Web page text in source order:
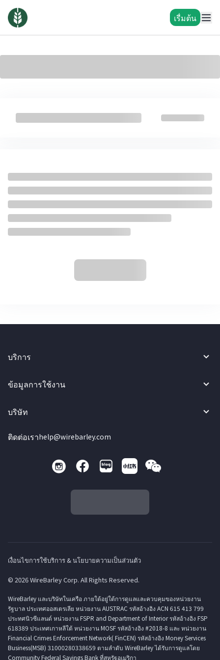
เรื่มต้น
บริการ
ข้อมูลการใช้งาน
บริษัท
ติดต่อเราhelp@wirebarley.com
เงื่อนไขการใช้บริการ & นโยบายความเป็นส่วนตัว
© 2026 WireBarley Corp. All Rights Reserved.
WireBarley และบริษัทในเครือ ภายใต้อยู่ใต้การดูแลและควบคุมของหน่วยงาน
รัฐบาล ประเทศออสเตรเลีย หน่วยงาน AUSTRAC รหัสอ้างอิง ACN 615 413 799
ประทศนิวซีแลนด์ หน่วยงาน FSPR and Department of Interior รหัสอ้างอิง FSP
618389 ประเทศเกาหลีใต้ หน่วยงาน MOSF รหัสอ้างอิง #2018-8 และ หน่วยงาน
Financial Crimes Enforcement Network( FinCEN) รหัสอ้างอิง Money Services
Business(MSB) 31000280338659 ตามลำดับ WireBarley ได้รับการดูแลโดย
Community Federal Savings Bank ที่สหรัฐอเมริกา